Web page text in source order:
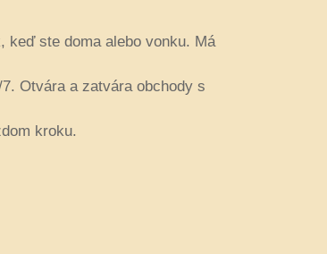
keď ste doma alebo vonku. Má
Otvára a zatvára obchody s
kroku.